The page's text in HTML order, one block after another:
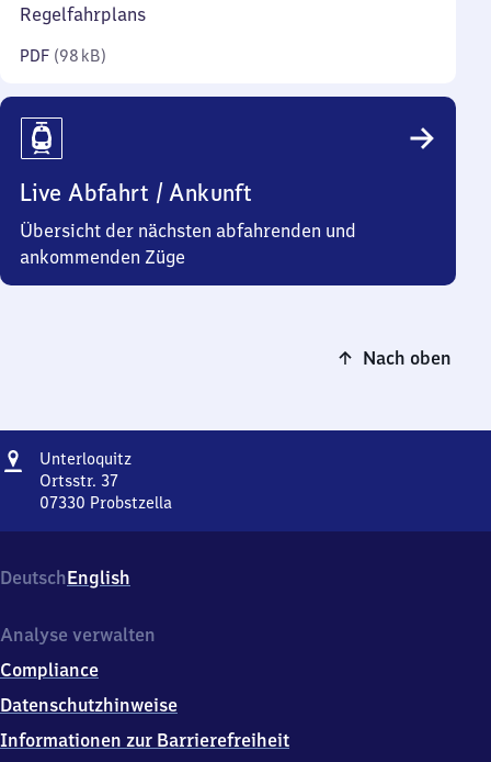
Regelfahrplans
PDF (98 kB)
Live Abfahrt / Ankunft
Übersicht der nächsten abfahrenden und
ankommenden Züge
Nach oben
Adresse
UnterloquitzUnterloquitz
Ortsstr. 37
07330 Probstzella
37,
0
3
0
Probstzella
DeutschEnglish
Analyse verwalten
Compliance
Datenschutzhinweise
Informationen zur Barrierefreiheit